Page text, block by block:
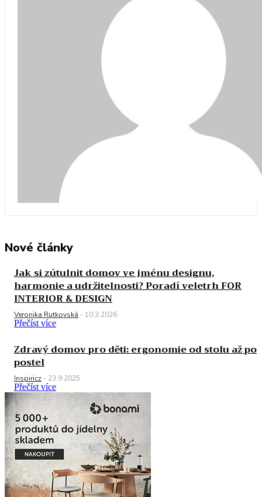
Nové články
Jak si zútulnit domov ve jménu designu,
harmonie a udržitelnosti? Poradí veletrh FOR
INTERIOR & DESIGN
Veronika Rutkovská - 10.3.2026
Přečíst více
Zdravý domov pro děti: ergonomie od stolu až po
postel
Inspiricz - 23.9.2025
Přečíst více